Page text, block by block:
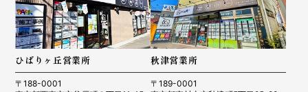
ひばりヶ丘営業所
〒188-0001
秋津営業所
〒189-0001